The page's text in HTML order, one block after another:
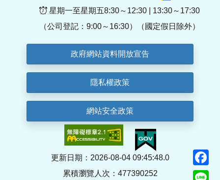
星期一至星期五8:30～12:30 | 13:30～17:30
（公司登記：9:00～16:30）（國定假日除外）
政府網站資料開放宣告
隱私權政策
網站安全政策
更新日期：2026-08-04 09:45:48.0
累積瀏覽人次：477390252